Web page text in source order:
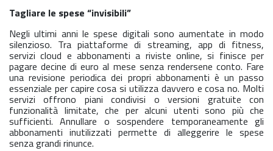
Tagliare le spese “invisibili”
Negli ultimi anni le spese digitali sono aumentate in modo
silenzioso. Tra piattaforme di streaming, app di fitness,
servizi cloud e abbonamenti a riviste online, si finisce per
pagare decine di euro al mese senza rendersene conto. Fare
una revisione periodica dei propri abbonamenti è un passo
essenziale per capire cosa si utilizza davvero e cosa no. Molti
servizi offrono piani condivisi o versioni gratuite con
funzionalità limitate, che per alcuni utenti sono più che
sufficienti. Annullare o sospendere temporaneamente gli
abbonamenti inutilizzati permette di alleggerire le spese
senza grandi rinunce.